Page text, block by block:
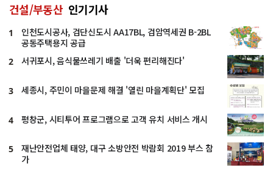
건설/부동산 인기기사
1
인천도시공사, 검단신도시 AA17BL, 검암역세권 B-2BL
공동주택용지 공급
2 서귀포시, 음식물쓰레기 배출 '더욱 편리해진다'
3 세종시, 주민이 마을문제 해결 '열린 마을계획단' 모집
4 평창군, 시티투어 프로그램으로 고객 유치 서비스 개시
5
재난안전업체 태양, 대구 소방안전 박람회 2019 부스 참
가